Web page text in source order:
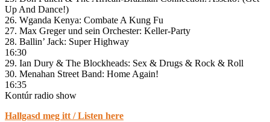
Up And Dance!)
26. Wganda Kenya: Combate A Kung Fu
27. Max Greger und sein Orchester: Keller-Party
28. Ballin’ Jack: Super Highway
16:30
29. Ian Dury & The Blockheads: Sex & Drugs & Rock & Roll
30. Menahan Street Band: Home Again!
16:35
Kontúr radio show
Hallgasd meg itt / Listen here